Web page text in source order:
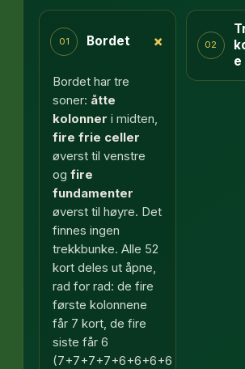
01 Bordet +
Bordet har tre
soner: åtte
kolonner i midten,
fire frie celler
øverst til venstre
ogfire
fundamenter
øverst til høyre. Det
finnes ingen
trekkbunke. Alle 52
kort deles ut åpne,
rad for rad: de fire
første kolonnene
får 7 kort, de fire
siste får 6
(7+7+7+7+6+6+6+6
02
e